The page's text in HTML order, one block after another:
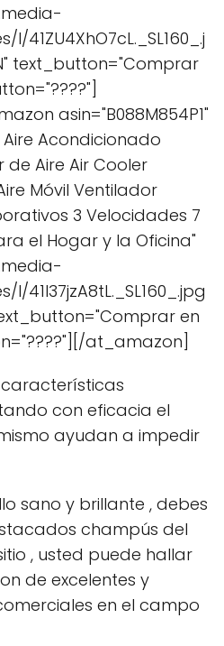
41ZU4XhO7cL._SL160_.j
text_button="Comprar
asin="B088M854P1"
Aire Acondicionado
de Aire Air Cooler
Móvil Ventilador
3 Velocidades 7
el Hogar y la Oficina"
41I37jzA8tL._SL160_.jpg
en
at_amazon]
con eficacia el
ayudan a impedir
sano y brillante , debes
champús del
, usted puede hallar
de excelentes y
en el campo